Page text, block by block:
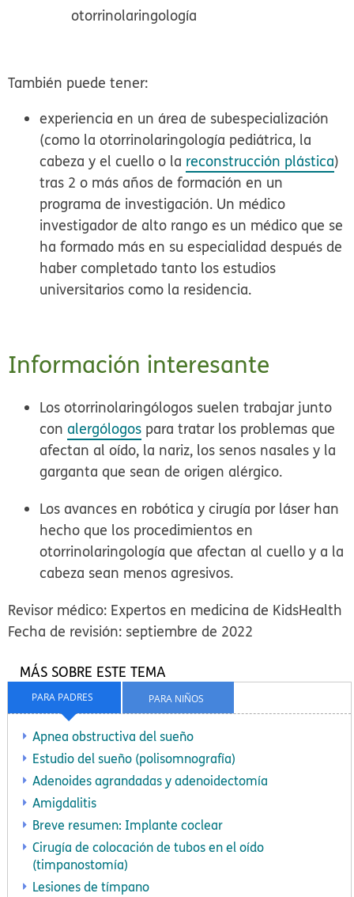
otorrinolaringología
También puede tener:
experiencia en un área de subespecialización
(como la otorrinolaringología pediátrica, la
cabeza y el cuello o la reconstrucción plástica)
tras 2 o más años de formación en un
programa de investigación. Un médico
investigador de alto rango es un médico que se
ha formado más en su especialidad después de
haber completado tanto los estudios
universitarios como la residencia.
Información interesante
Los otorrinolaringólogos suelen trabajar junto
conalergólogos para tratar los problemas que
afectan al oído, la nariz, los senos nasales y la
garganta que sean de origen alérgico.
Los avances en robótica y cirugía por láser han
hecho que los procedimientos en
otorrinolaringología que afectan al cuello y a la
cabeza sean menos agresivos.
Revisor médico: Expertos en medicina de KidsHealth
Fecha de revisión: septiembre de 2022
PARA NIÑOS
PARA PADRES
MÁS SOBRE ESTE TEMA
Apnea obstructiva del sueño
Estudio del sueño (polisomnografía)
Adenoides agrandadas y adenoidectomía
Amigdalitis
Breve resumen: Implante coclear
Cirugía de colocación de tubos en el oído
(timpanostomía)
Lesiones de tímpano